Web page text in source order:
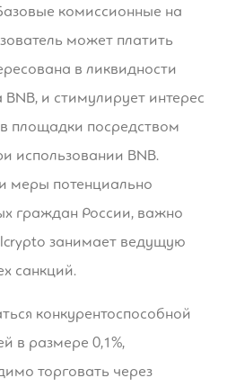
комиссионные на
может платить
в ликвидности
BNB, и стимулирует интерес
площадки посредством
использовании BNB.
меры потенциально
граждан России, важно
занимает ведущую
санкций.
конкурентоспособной
в размере 0,1%,
торговать через